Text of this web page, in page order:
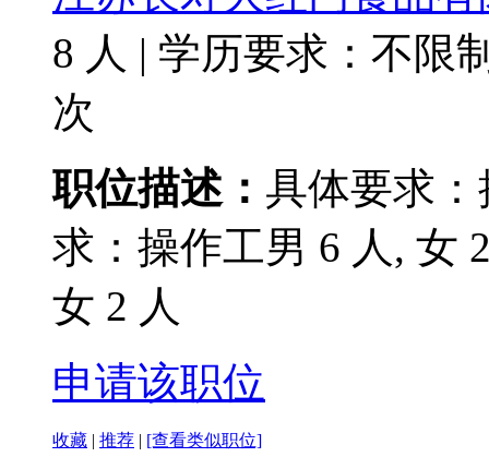
8 人 | 学历要求：不限
次
职位描述： 具体要求
求：操作工男 6 人, 女
女 2 人
申请该职位
收藏 | 推荐 | [查看类似职位]